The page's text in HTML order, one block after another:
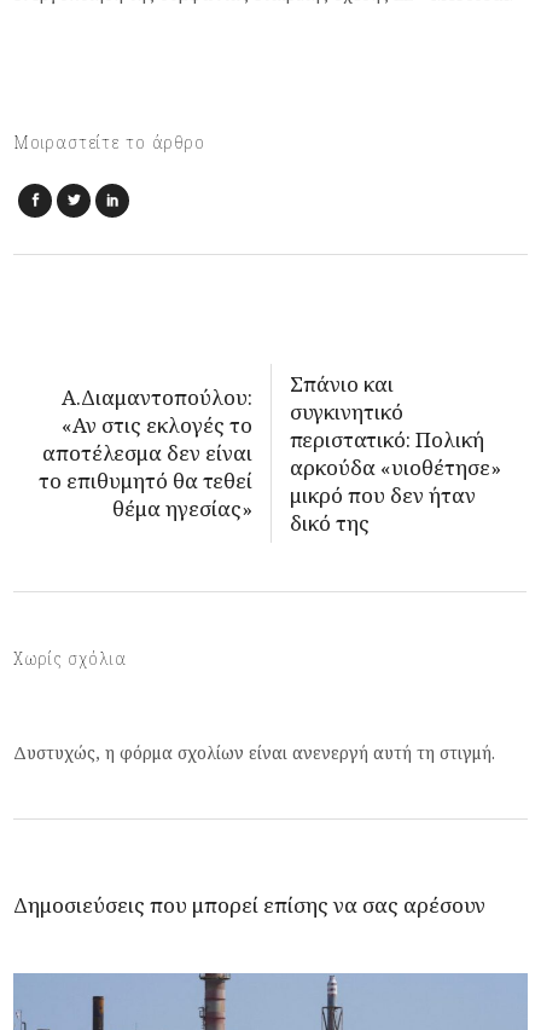
Μοιραστείτε το άρθρο
Α.Διαμαντοπούλου:
«Αν στις εκλογές το
αποτέλεσμα δεν είναι
το επιθυμητό θα τεθεί
θέμα ηγεσίας»
Σπάνιο και
συγκινητικό
περιστατικό: Πολική
αρκούδα «υιοθέτησε»
μικρό που δεν ήταν
δικό της
Χωρίς σχόλια
Δυστυχώς, η φόρμα σχολίων είναι ανενεργή αυτή τη στιγμή.
Δημοσιεύσεις που μπορεί επίσης να σας αρέσουν